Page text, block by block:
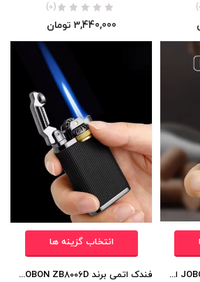
(0)
3,440,000 تومان
فندک اتمی برند JOBON ZB318 اورجینال
انتخاب گزینه ها
فندک اتمی برند JOBON ZB8006D اورجینال